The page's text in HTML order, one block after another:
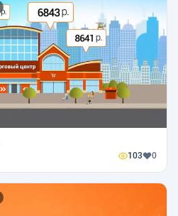
103 0